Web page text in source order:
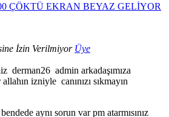
ÇÖKTÜ EKRAN BEYAZ GELİYOR
İzin Verilmiyor Üye
derman26 admin arkadaşımıza
izniyle canınızı sıkmayın
aynı sorun var pm atarmısınız